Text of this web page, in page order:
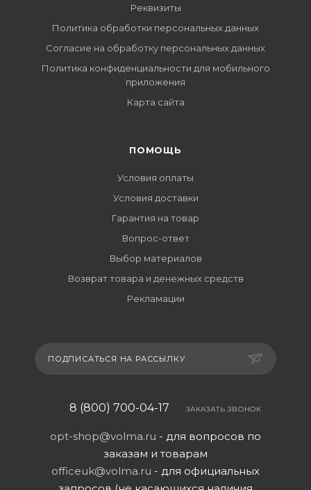
Реквизиты
Политика обработки персональных данных
Согласие на обработку персональных данных
Политика конфиденциальности для мобильного
приложения
Карта сайта
ПОМОЩЬ
Условия оплаты
Условия доставки
Гарантия на товар
Вопрос-ответ
Выбор материалов
Возврат товара и денежных средств
Рекламации
ПОДПИСАТЬСЯ НА РАССЫЛКУ
8 (800) 700-04-17 ЗАКАЗАТЬ ЗВОНОК
opt-shop@volma.ru - для вопросов по
заказам и товарам
officeuk@volma.ru - для официальных